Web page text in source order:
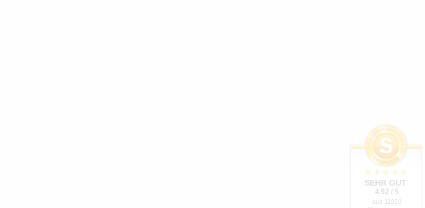
SEHR GUT
4.92 / 5
aus 11820